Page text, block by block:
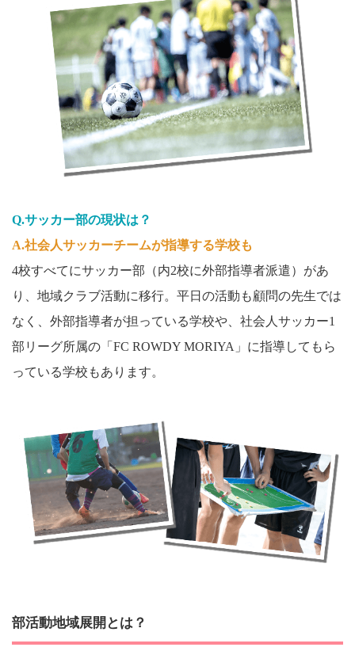
Q.サッカー部の現状は？
A.社会人サッカーチームが指導する学校も
4校すべてにサッカー部（内2校に外部指導者派遣）があ
り、地域クラブ活動に移行。平日の活動も顧問の先生では
なく、外部指導者が担っている学校や、社会人サッカー1
部リーグ所属の「FC ROWDY MORIYA」に指導してもら
っている学校もあります。
部活動地域展開とは？